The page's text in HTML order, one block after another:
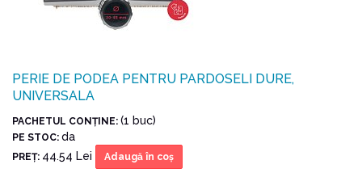
PERIE DE PODEA PENTRU PARDOSELI DURE,
UNIVERSALA
PACHETUL CONŢINE: (1 buc)
PE STOC: da
PREŢ: 44.54 Lei Adaugă în coş